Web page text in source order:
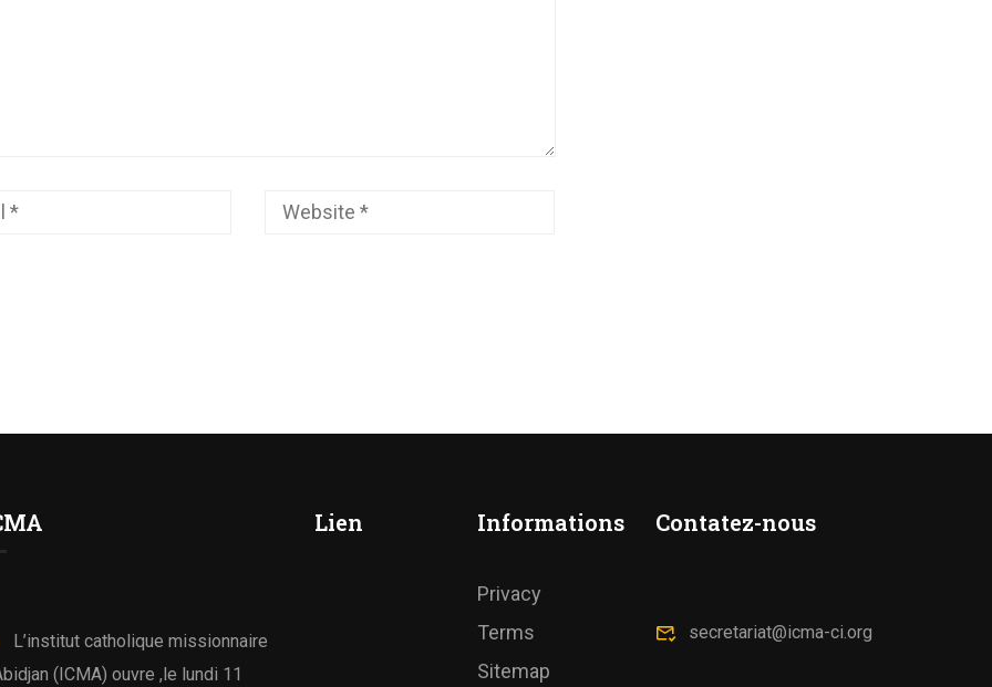
L’institut catholique missionnaire
(ICMA) ouvre ,le lundi 11
Lien Informations
Privacy
Terms
Sitemap
Contatez-nous
secretariat@icma-ci.org